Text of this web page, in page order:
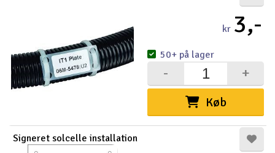
Slot racing
Smarthjem, leg og hobby
Værktøj, udstyr og tilbehør
kr 3,-
Køb
+
-
50+ på lager
Signeret solcelle installation